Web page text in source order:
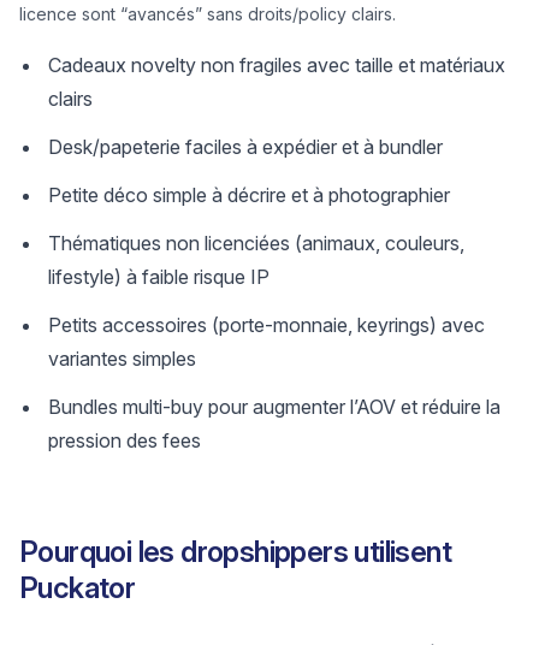
licence sont “avancés” sans droits/policy clairs.
Cadeaux novelty non fragiles avec taille et matériaux
clairs
Desk/papeterie faciles à expédier et à bundler
Petite déco simple à décrire et à photographier
Thématiques non licenciées (animaux, couleurs,
lifestyle) à faible risque IP
Petits accessoires (porte-monnaie, keyrings) avec
variantes simples
Bundles multi-buy pour augmenter l’AOV et réduire la
pression des fees
Pourquoi les dropshippers utilisent
Puckator